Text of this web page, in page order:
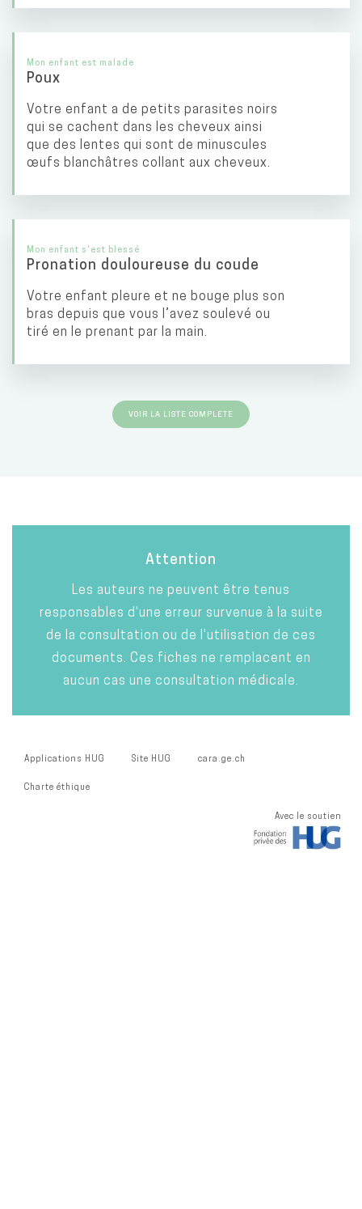
Mon enfant est malade
Poux
Votre enfant a de petits parasites noirs
qui se cachent dans les cheveux ainsi
que des lentes qui sont de minuscules
œufs blanchâtres collant aux cheveux.
Mon enfant s'est blessé
Pronation douloureuse du coude
Votre enfant pleure et ne bouge plus son
bras depuis que vous l’avez soulevé ou
tiré en le prenant par la main.
VOIR LA LISTE COMPLETE
Attention
Les auteurs ne peuvent être tenus
responsables d'une erreur survenue à la suite
de la consultation ou de l'utilisation de ces
documents. Ces fiches ne remplacent en
aucun cas une consultation médicale.
Applications HUG Site HUG cara.ge.ch
Charte éthique
Avec le soutien